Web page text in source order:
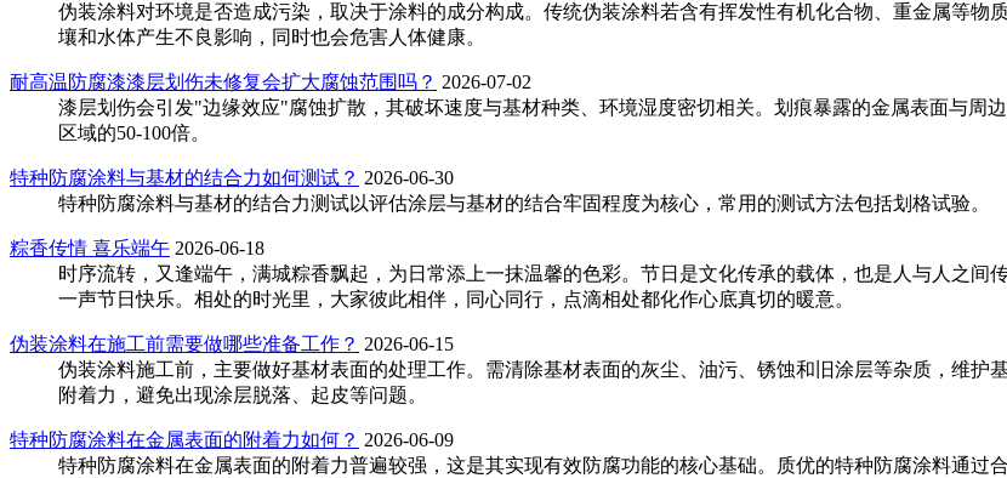
伪装涂料对环境是否造成污染，取决于涂料的成分构成。传统伪装涂料若含有挥发性有机化合物、重金属等物
壤和水体产生不良影响，同时也会危害人体健康。
耐高温防腐漆漆层划伤未修复会扩大腐蚀范围吗？‌ 2026-07-02
漆层划伤会引发"边缘效应"腐蚀扩散，其破坏速度与基材种类、环境湿度密切相关。划痕暴露的金属表面与周
区域的50-100倍。
特种防腐涂料与基材的结合力如何测试？ 2026-06-30
特种防腐涂料与基材的结合力测试以评估涂层与基材的结合牢固程度为核心，常用的测试方法包括划格试验。
粽香传情 喜乐端午 2026-06-18
时序流转，又逢端午，满城粽香飘起，为日常添上一抹温馨的色彩。节日是文化传承的载体，也是人与人之
一声节日快乐。相处的时光里，大家彼此相伴，同心同行，点滴相处都化作心底真切的暖意。
伪装涂料在施工前需要做哪些准备工作？ 2026-06-15
伪装涂料施工前，主要做好基材表面的处理工作。需清除基材表面的灰尘、油污、锈蚀和旧涂层等杂质，维
附着力，避免出现涂层脱落、起皮等问题。
特种防腐涂料在金属表面的附着力如何？ 2026-06-09
特种防腐涂料在金属表面的附着力普遍较强，这是其实现有效防腐功能的核心基础。质优的特种防腐涂料通